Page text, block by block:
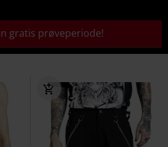
gratis prøveperiode!